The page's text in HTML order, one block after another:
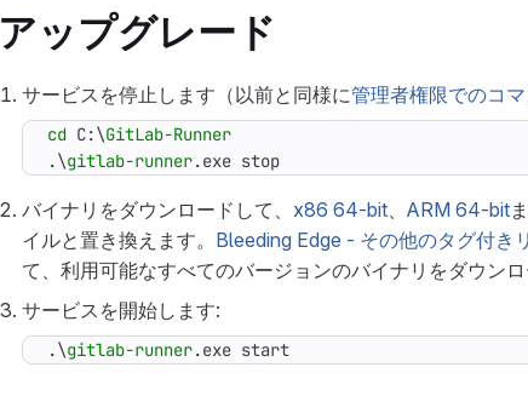
アップグレード
サービスを停止します（以前と同様に管理者権限でのコ
cd C:\GitLab-Runner
.\gitlab-runner.exe stop
バイナリをダウンロードして、 x86 64-bit、 ARM 64-bit
イルと置き換えます。 Bleeding Edge - その他のタグ付き
て、利用可能なすべてのバージョンのバイナリをダウンロ
サービスを開始します:
.\gitlab-runner.exe start